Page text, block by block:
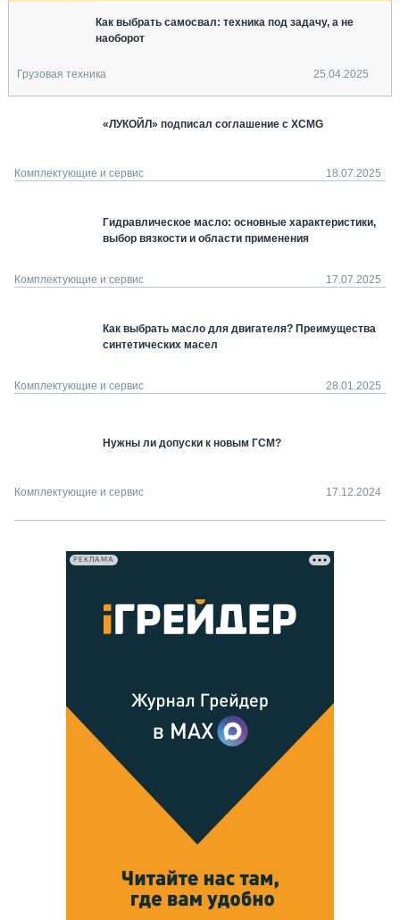
Как выбрать самосвал: техника под задачу, а не
наоборот
Грузовая техника 25.04.2025
«ЛУКОЙЛ» подписал соглашение с XCMG
Комплектующие и сервис 18.07.2025
Гидравлическое масло: основные характеристики,
выбор вязкости и области применения
Комплектующие и сервис 17.07.2025
Как выбрать масло для двигателя? Преимущества
синтетических масел
Комплектующие и сервис 28.01.2025
Нужны ли допуски к новым ГСМ?
Комплектующие и сервис 17.12.2024
РЕКЛАМА